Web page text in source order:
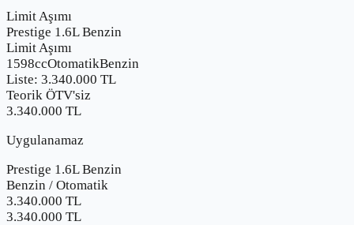
Limit Aşımı
Prestige 1.6L Benzin
Limit Aşımı
1598ccOtomatikBenzin
Liste: 3.340.000 TL
Teorik ÖTV'siz
3.340.000 TL
Uygulanamaz
Prestige 1.6L Benzin
Benzin / Otomatik
3.340.000 TL
3.340.000 TL